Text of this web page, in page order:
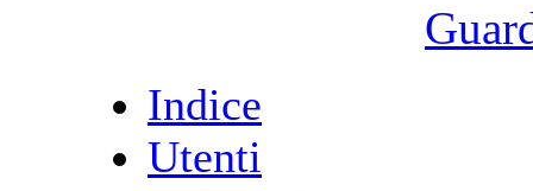
Indice
Utenti